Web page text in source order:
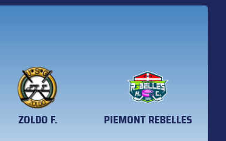
ZOLDO F. PIEMONT REBELLES